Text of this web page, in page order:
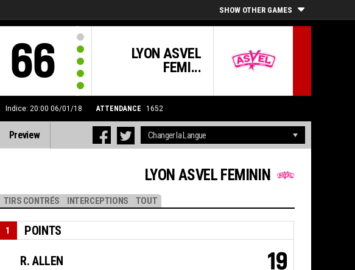
SHOW OTHER GAMES
LYON ASVEL
FEMI...
66
Indice: 20:00 06/01/18 ATTENDANCE 1652
Preview
TIRS CONTRÉS INTERCEPTIONS TOUT
LYON ASVEL FEMININ
POINTS
1
R. ALLEN 19